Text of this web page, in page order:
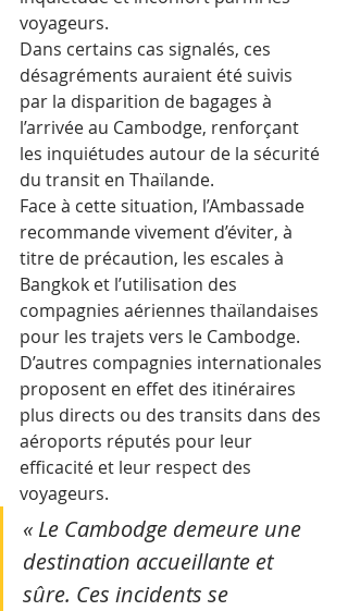
voyageurs.
Dans certains cas signalés, ces
désagréments auraient été suivis
par la disparition de bagages à
l’arrivée au Cambodge, renforçant
les inquiétudes autour de la sécurité
du transit en Thaïlande.
Face à cette situation, l’Ambassade
recommande vivement d’éviter, à
titre de précaution, les escales à
Bangkok et l’utilisation des
compagnies aériennes thaïlandaises
pour les trajets vers le Cambodge.
D’autres compagnies internationales
proposent en effet des itinéraires
plus directs ou des transits dans des
aéroports réputés pour leur
efficacité et leur respect des
voyageurs.
« Le Cambodge demeure une
destination accueillante et
sûre. Ces incidents se